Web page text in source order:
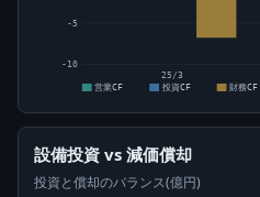
-10
-5
25/3
営業CF
投資CF 財務CF
設備投資 vs 減価償却
投資と償却のバランス(億円)